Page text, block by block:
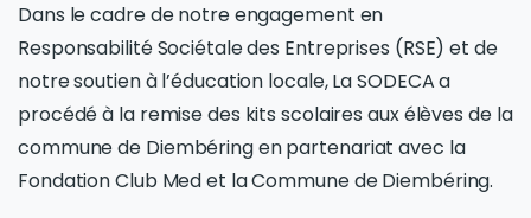
Dans le cadre de notre engagement en
Responsabilité Sociétale des Entreprises (RSE) et de
notre soutien à l’éducation locale, La SODECA a
procédé à la remise des kits scolaires aux élèves de la
commune de Diembéring en partenariat avec la
Fondation Club Med et la Commune de Diembéring.